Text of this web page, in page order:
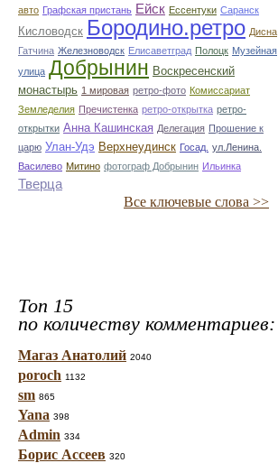
авто Графская пристань Ейск Ессентуки Саранск
Кисловодск Бородино.ретро Дисна
Гатчина Железноводск Елисаветград Полоцк Музейная
улица Добрынин Воскресенский
монастырь 1 мировая ретро-фото Комиссариат
Земледелия Пречистенка ретро-открытка ретро-
открытки Анна Кашинская Делегация Прошение к
царю Улан-Удэ Верхнеудинск Госад. ул.Ленина.
Василево Митино фотограф Добрынин Ильинка
Тверца
Все ключевые слова >>
Топ 15
по количеству комментариев:
Магаз Анатолий 2040
poroch 1132
sm 865
Yana 398
Admin 334
Борис Ассеев 320